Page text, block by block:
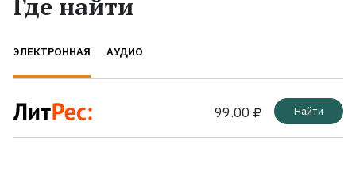
ЭЛЕКТРОННАЯ АУДИО
99.00 ₽ Найти